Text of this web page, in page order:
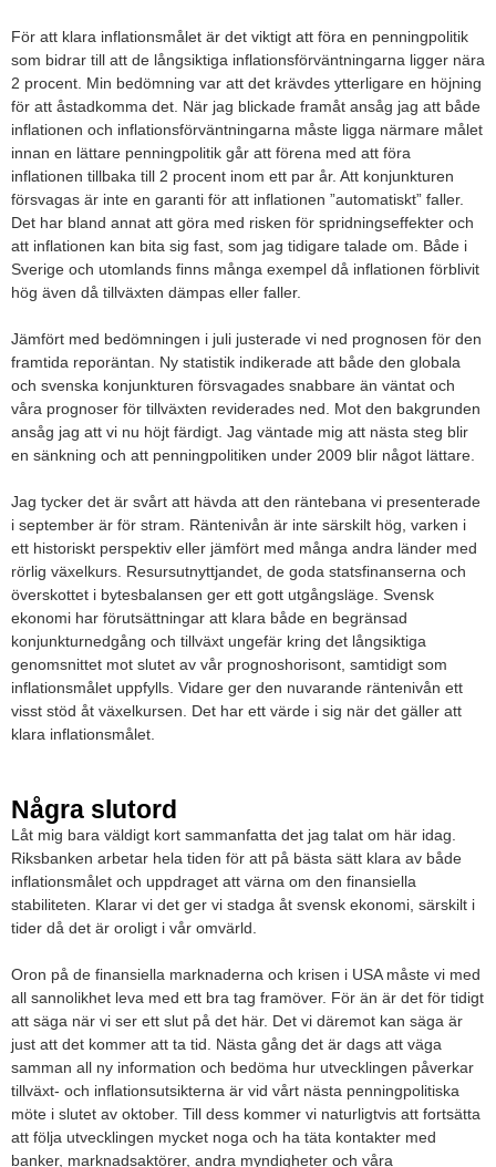
För att klara inflationsmålet är det viktigt att föra en penningpolitik
som bidrar till att de långsiktiga inflationsförväntningarna ligger nära
2 procent. Min bedömning var att det krävdes ytterligare en höjning
för att åstadkomma det. När jag blickade framåt ansåg jag att både
inflationen och inflationsförväntningarna måste ligga närmare målet
innan en lättare penningpolitik går att förena med att föra
inflationen tillbaka till 2 procent inom ett par år. Att konjunkturen
försvagas är inte en garanti för att inflationen ”automatiskt” faller.
Det har bland annat att göra med risken för spridningseffekter och
att inflationen kan bita sig fast, som jag tidigare talade om. Både i
Sverige och utomlands finns många exempel då inflationen förblivit
hög även då tillväxten dämpas eller faller.
Jämfört med bedömningen i juli justerade vi ned prognosen för den
framtida reporäntan. Ny statistik indikerade att både den globala
och svenska konjunkturen försvagades snabbare än väntat och
våra prognoser för tillväxten reviderades ned. Mot den bakgrunden
ansåg jag att vi nu höjt färdigt. Jag väntade mig att nästa steg blir
en sänkning och att penningpolitiken under 2009 blir något lättare.
Jag tycker det är svårt att hävda att den räntebana vi presenterade
i september är för stram. Räntenivån är inte särskilt hög, varken i
ett historiskt perspektiv eller jämfört med många andra länder med
rörlig växelkurs. Resursutnyttjandet, de goda statsfinanserna och
överskottet i bytesbalansen ger ett gott utgångsläge. Svensk
ekonomi har förutsättningar att klara både en begränsad
konjunkturnedgång och tillväxt ungefär kring det långsiktiga
genomsnittet mot slutet av vår prognoshorisont, samtidigt som
inflationsmålet uppfylls. Vidare ger den nuvarande räntenivån ett
visst stöd åt växelkursen. Det har ett värde i sig när det gäller att
klara inflationsmålet.
Några slutord
Låt mig bara väldigt kort sammanfatta det jag talat om här idag.
Riksbanken arbetar hela tiden för att på bästa sätt klara av både
inflationsmålet och uppdraget att värna om den finansiella
stabiliteten. Klarar vi det ger vi stadga åt svensk ekonomi, särskilt i
tider då det är oroligt i vår omvärld.
Oron på de finansiella marknaderna och krisen i USA måste vi med
all sannolikhet leva med ett bra tag framöver. För än är det för tidigt
att säga när vi ser ett slut på det här. Det vi däremot kan säga är
just att det kommer att ta tid. Nästa gång det är dags att väga
samman all ny information och bedöma hur utvecklingen påverkar
tillväxt- och inflationsutsikterna är vid vårt nästa penningpolitiska
möte i slutet av oktober. Till dess kommer vi naturligtvis att fortsätta
att följa utvecklingen mycket noga och ha täta kontakter med
banker, marknadsaktörer, andra myndigheter och våra